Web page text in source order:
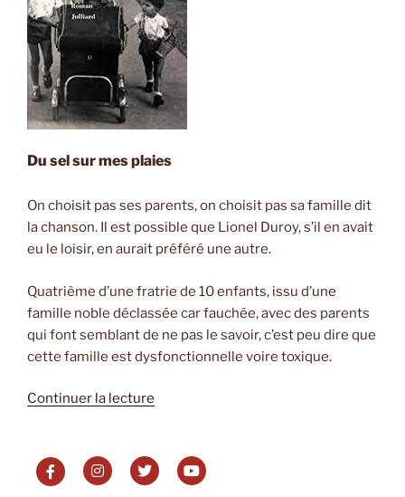
Eric
Boury) »
Du sel sur mes plaies
On choisit pas ses parents, on choisit pas sa famille dit
la chanson. Il est possible que Lionel Duroy, s’il en avait
eu le loisir, en aurait préféré une autre.
Quatrième d’une fratrie de 10 enfants, issu d’une
famille noble déclassée car fauchée, avec des parents
qui font semblant de ne pas le savoir, c’est peu dire que
cette famille est dysfonctionnelle voire toxique.
Continuer la lecture
de
Lionel